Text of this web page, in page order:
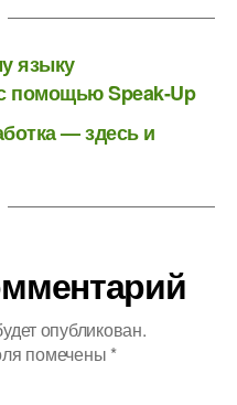
языку
помощью Speak-Up
— здесь и
опубликован.
помечены *